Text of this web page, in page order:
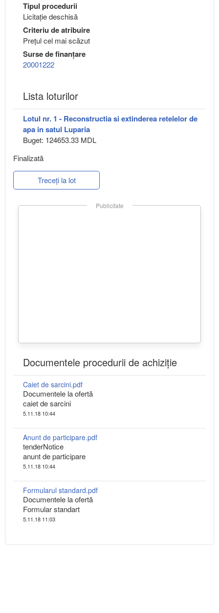
Tipul procedurii
Licitație deschisă
Criteriu de atribuire
Preţul cel mai scăzut
Surse de finanțare
20001222
Lista loturilor
Lotul nr. 1 - Reconstructia si extinderea retelelor de
apa in satul Luparia
Buget: 124653.33 MDL
Finalizată
Treceți la lot
Publicitate
Documentele procedurii de achiziție
Caiet de sarcini.pdf
Documentele la ofertă
caiet de sarcini
5.11.18 10:44
Anunt de participare.pdf
tenderNotice
anunt de participare
5.11.18 10:44
Formularul standard.pdf
Documentele la ofertă
Formular standart
5.11.18 11:03